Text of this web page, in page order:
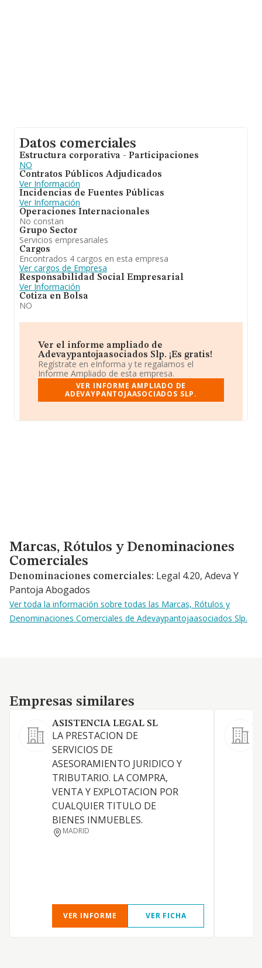
Datos comerciales
Estructura corporativa - Participaciones
NO
Contratos Públicos Adjudicados
Ver Información
Incidencias de Fuentes Públicas
Ver Información
Operaciones Internacionales
No constan
Grupo Sector
Servicios empresariales
Cargos
Encontrados 4 cargos en esta empresa
Ver cargos de Empresa
Responsabilidad Social Empresarial
Ver Información
Cotiza en Bolsa
NO
Ver el informe ampliado de
Adevaypantojaasociados Slp. ¡Es gratis!
Regístrate en eInforma y te regalamos el
Informe Ampliado de esta empresa.
VER INFORME AMPLIADO DE
ADEVAYPANTOJAASOCIADOS SLP.
Marcas, Rótulos y Denominaciones Comerciales
Marcas, Rótulos y Denominaciones
Comerciales
Denominaciones comerciales: Legal 4.20, Adeva Y
Pantoja Abogados
Ver toda la información sobre todas las Marcas, Rótulos y
Denominaciones Comerciales de Adevaypantojaasociados Slp.
Empresas similares
Empresas similares
ASISTENCIA LEGAL SL
LA PRESTACION DE
SERVICIOS DE
ASESORAMIENTO JURIDICO Y
TRIBUTARIO. LA COMPRA,
VENTA Y EXPLOTACION POR
CUALQUIER TITULO DE
BIENES INMUEBLES.
MADRID
VER INFORME VER FICHA